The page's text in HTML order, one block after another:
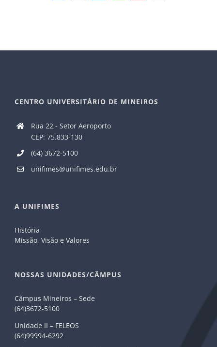
mail
CENTRO UNIVERSITÁRIO DE MINEIROS
Rua 22 - Setor Aeroporto
CEP: 75.833-130
(64) 3672-5100
unifimes@unifimes.edu.br
A UNIFIMES
História
Missão, Visão e Valores
NOSSAS UNIDADES/CÂMPUS
Câmpus Mineiros – Sede
(64)3672-5100
Unidade II – FELEOS
(64)99994-6292